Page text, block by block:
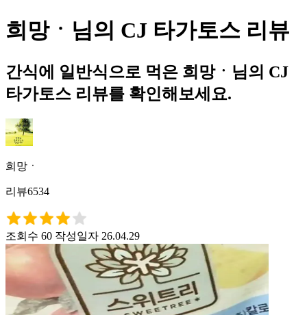
희망ㆍ님의 CJ 타가토스 리뷰
간식에 일반식으로 먹은 희망ㆍ님의 CJ
타가토스 리뷰를 확인해보세요.
희망ㆍ
리뷰6534
조회수 60 작성일자 26.04.29